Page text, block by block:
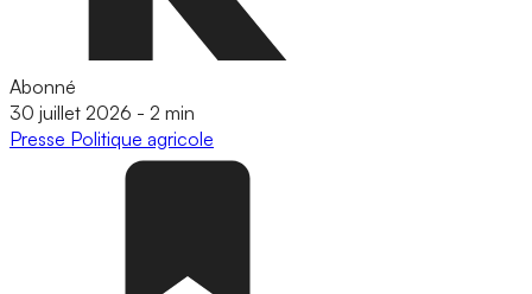
Abonné
30 juillet 2026 - 2 min
Presse Politique agricole